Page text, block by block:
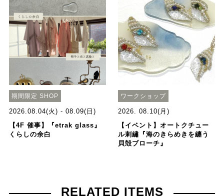
期間限定 SHOP
2026.08.04(火) - 08.09(日)
【4F 催事】『etrak glass』
くらしの余白
ワークショップ
2026. 08.10(月)
【イベント】オートクチュー
ル刺繡『海のきらめきを纏う
貝殻ブローチ』
RELATED ITEMS